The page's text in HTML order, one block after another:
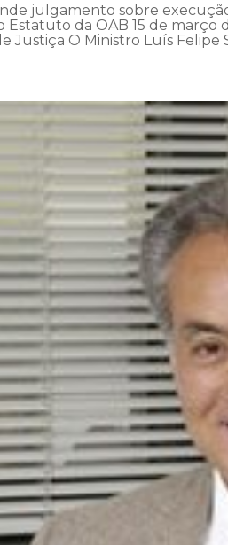
julgamento sobre
Estatuto da OAB 15 de março
Justiça O Ministro Luís Felipe